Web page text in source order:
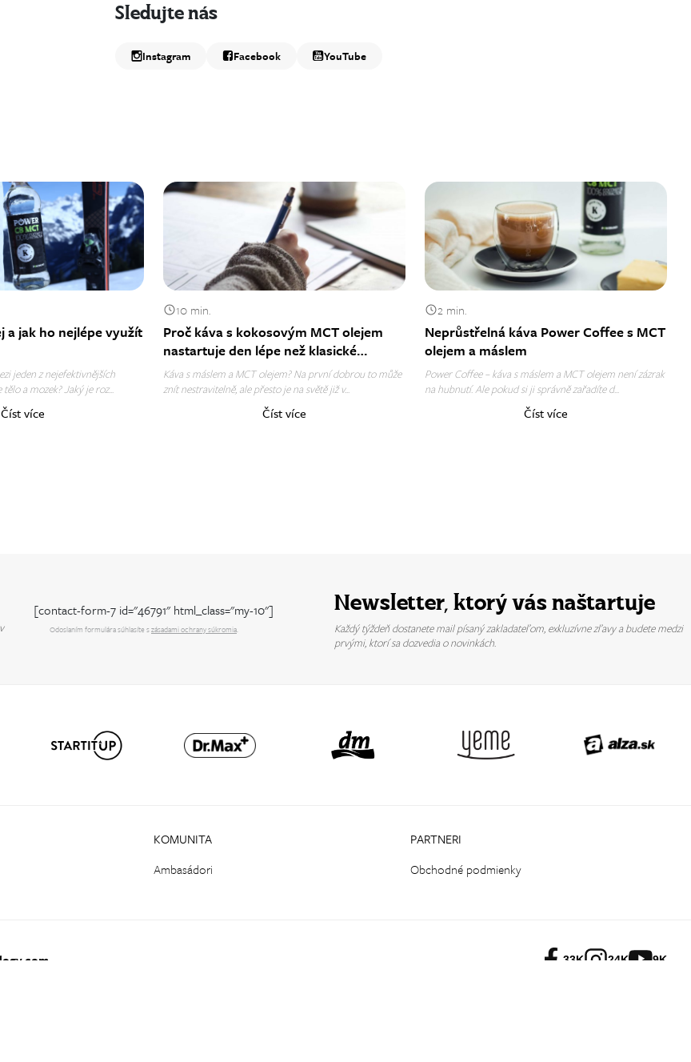
Sledujte nás
Instagram Facebook YouTube
a jak ho nejlépe využít
jeden z nejefektivnějších
a mozek? Jaký je roz...
Číst více
10 min.
Proč káva s kokosovým MCT olejem
nastartuje den lépe než klasické
snídaně?
Káva s máslem a MCT olejem? Na první dobrou to může
znít nestravitelně, ale přesto je na světě již v...
Číst více
2 min.
Neprůstřelná káva Power Coffee s MCT
olejem a máslem
Power Coffee – káva s máslem a MCT olejem není zázrak
na hubnutí. Ale pokud si ji správně zařadíte d...
Číst více
[contact-form-7 id="46791" html_class="my-10"]
Odoslaním formulára súhlasíte szásadami ochrany súkromia.
Newsletter, ktorý vás naštartuje
Každý týždeň dostanete mail písaný zakladateľom, exkluzívne zľavy a budete medzi
prvými, ktorí sa dozvedia o novinkách.
KOMUNITA
Ambasádori
PARTNERI
Obchodné podmienky
33K 24K 9K